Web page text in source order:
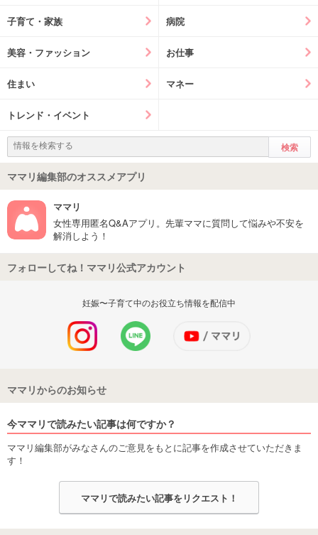
子育て・家族 病院
美容・ファッション お仕事
住まい マネー
トレンド・イベント
ママリ編集部のオススメアプリ
ママリ
女性専用匿名Q&Aアプリ。先輩ママに質問して悩みや不安を
解消しよう！
フォローしてね！ママリ公式アカウント
妊娠〜子育て中のお役立ち情報を配信中
ママリからのお知らせ
今ママリで読みたい記事は何ですか？
ママリ編集部がみなさんのご意見をもとに記事を作成させていただきま
す！
ママリで読みたい記事をリクエスト！